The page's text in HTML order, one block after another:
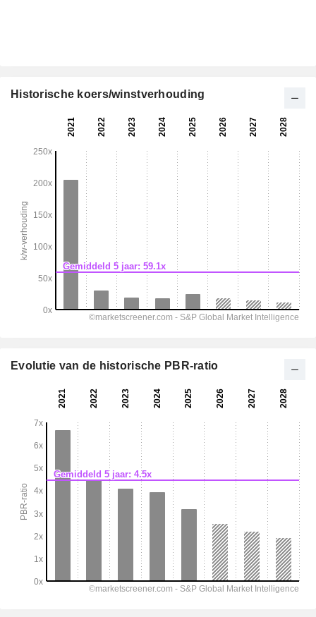
Historische koers/winstverhouding
Evolutie van de historische PBR-ratio